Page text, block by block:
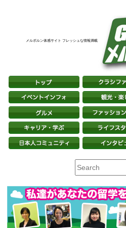
メルボルン体感サイト フレッシュな情報満載